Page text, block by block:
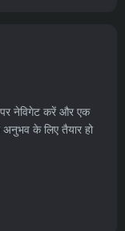
नेविगेट करें और एक
के लिए तैयार हो